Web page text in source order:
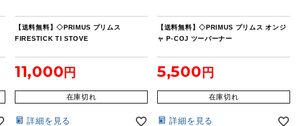
【送料無料】◇PRIMUS プリムス
FIRESTICK TI STOVE
11,000
在庫切れ
詳細を見る
【送料無料】◇PRIMUS プリムス オンジ
ャ P-COJ ツーバーナー
5,500
在庫切れ
詳細を見る